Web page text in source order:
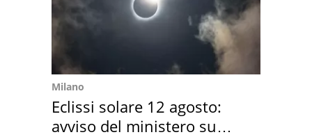
Milano
Eclissi solare 12 agosto:
avviso del ministero su